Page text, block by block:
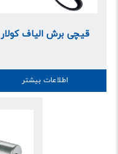
قیچی برش الیاف کولار
اطلاعات بیشتر